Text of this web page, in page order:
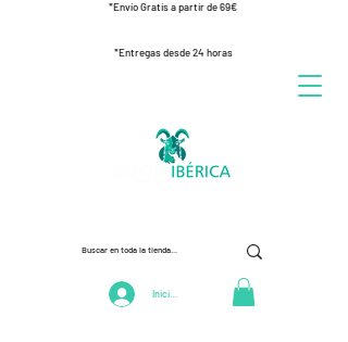
*Envío Gratis a partir de 69€
*Entregas desde 24 horas
Iniciar Sesión